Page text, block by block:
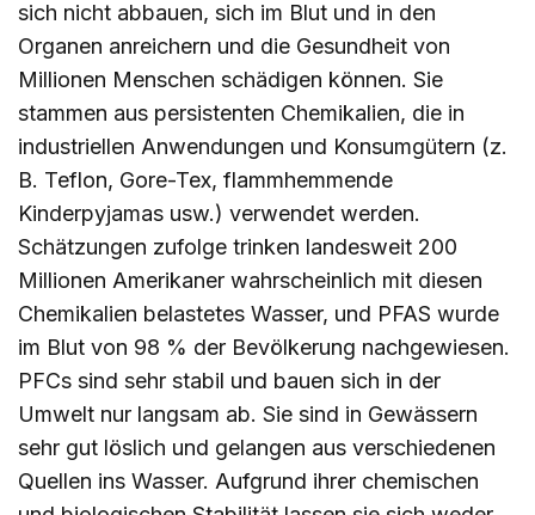
sich nicht abbauen, sich im Blut und in den
Organen anreichern und die Gesundheit von
Millionen Menschen schädigen können. Sie
stammen aus persistenten Chemikalien, die in
industriellen Anwendungen und Konsumgütern (z.
B. Teflon, Gore-Tex, flammhemmende
Kinderpyjamas usw.) verwendet werden.
Schätzungen zufolge trinken landesweit 200
Millionen Amerikaner wahrscheinlich mit diesen
Chemikalien belastetes Wasser, und PFAS wurde
im Blut von 98 % der Bevölkerung nachgewiesen.
PFCs sind sehr stabil und bauen sich in der
Umwelt nur langsam ab. Sie sind in Gewässern
sehr gut löslich und gelangen aus verschiedenen
Quellen ins Wasser. Aufgrund ihrer chemischen